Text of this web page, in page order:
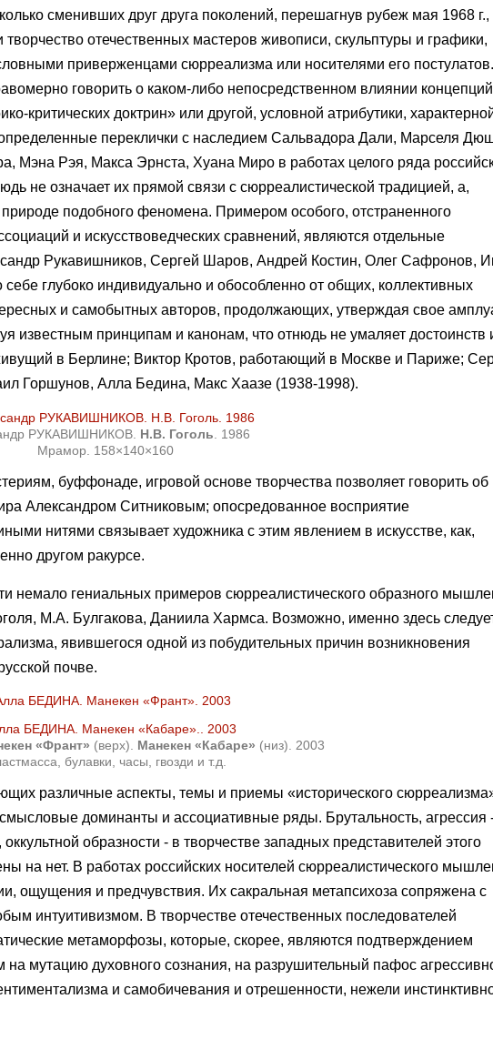
сменивших друг друга поколений, перешагнув рубеж мая 1968 г.,
отечественных мастеров живописи, скульптуры и графики,
приверженцами сюрреализма или носителями его постулатов.
говорить о каком-либо непосредственном влиянии концепций
критических доктрин» или другой, условной атрибутики,
переклички с наследием Сальвадора Дали, Марселя
Мэна Рэя, Макса Эрнста, Хуана Миро в работах целого ряда
не означает их прямой связи с сюрреалистической традицией, а,
природе подобного феномена. Примером особого, отстраненного
и искусствоведческих сравнений, являются отдельные
Рукавишников, Сергей Шаров, Андрей Костин, Олег Сафронов,
глубоко индивидуально и обособленно от общих, коллективных
и самобытных авторов, продолжающих, утверждая свое
известным принципам и канонам, что отнюдь не умаляет достоинств
в Берлине; Виктор Кротов, работающий в Москве и Париже;
Горшунов, Алла Бедина, Макс Хаазе (1938-1998).
РУКАВИШНИКОВ. Н.В. Гоголь . 1986
Мрамор. 158×140×160
буффонаде, игровой основе творчества позволяет говорить об
Александром Ситниковым; опосредованное восприятие
нитями связывает художника с этим явлением в искусстве, как,
другом ракурсе.
немало гениальных примеров сюрреалистического образного
М.А. Булгакова, Даниила Хармса. Возможно, именно здесь
явившегося одной из побудительных причин возникновения
почве.
«Франт» (верх). Манекен «Кабаре» (низ). 2003
булавки, часы, гвозди и т.д.
различные аспекты, темы и приемы «исторического
доминанты и ассоциативные ряды. Брутальность, агрессия
образности - в творчестве западных представителей этого
на нет. В работах российских носителей сюрреалистического
ощущения и предчувствия. Их сакральная метапсихоза сопряжена с
интуитивизмом. В творчестве отечественных последователей
метаморфозы, которые, скорее, являются подтверждением
мутацию духовного сознания, на разрушительный пафос
и самобичевания и отрешенности, нежели